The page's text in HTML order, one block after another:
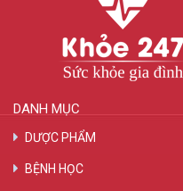
DANH MỤC
DƯỢC PHẨM
BỆNH HỌC